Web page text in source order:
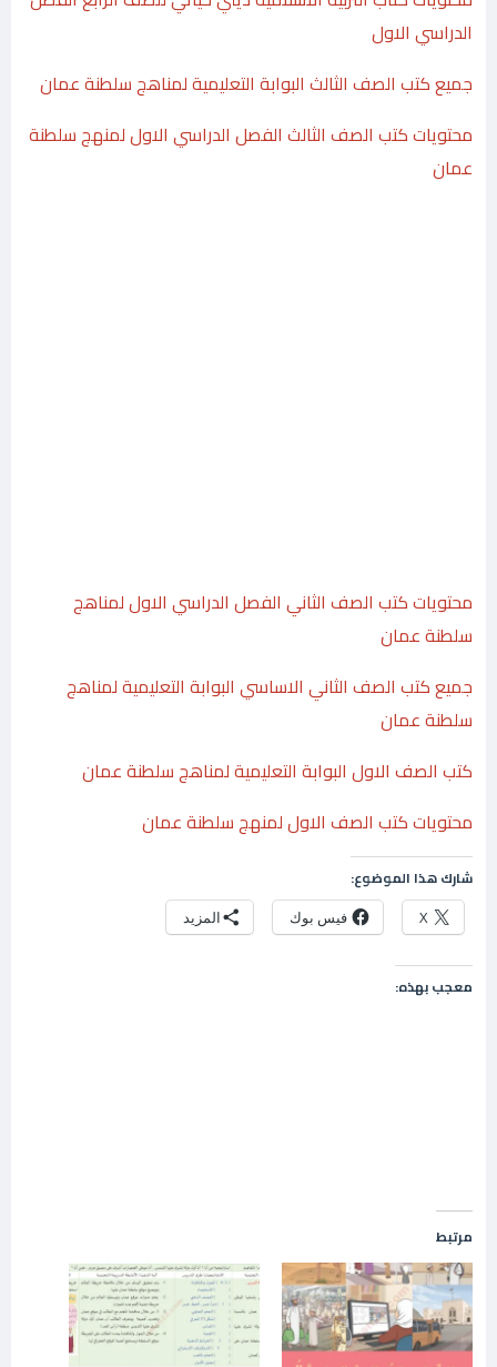
الدراسي الاول
جميع كتب الصف الثالث البوابة التعليمية لمناهج سلطنة عمان
محتويات كتب الصف الثالث الفصل الدراسي الاول لمنهج سلطنة
عمان
محتويات كتب الصف الثاني الفصل الدراسي الاول لمناهج
سلطنة عمان
جميع كتب الصف الثاني الاساسي البوابة التعليمية لمناهج
سلطنة عمان
كتب الصف الاول البوابة التعليمية لمناهج سلطنة عمان
محتويات كتب الصف الاول لمنهج سلطنة عمان
شارك هذا الموضوع:
X فيس بوك المزيد
معجب بهذه:
مرتبط